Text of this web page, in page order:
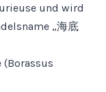
und wird
„海底
(Borassus